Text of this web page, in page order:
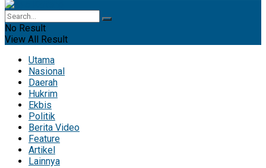
No Result
View All Result
Utama
Nasional
Daerah
Hukrim
Ekbis
Politik
Berita Video
Feature
Artikel
Lainnya